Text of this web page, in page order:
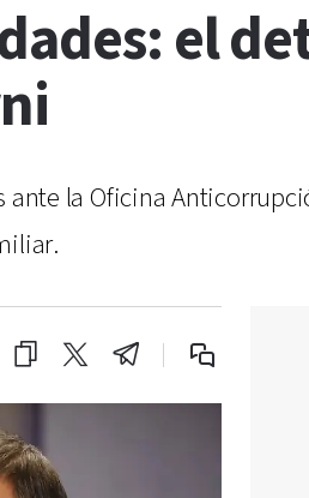
el
la Oficina